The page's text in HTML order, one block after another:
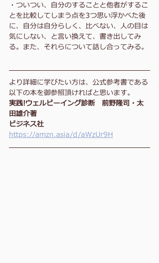
・ついつい、自分のすることと他者がするこ
とを比較してしまう点を3つ思い浮かべた後
に、自分は自分らしく、比べない、人の目は
気にしない、と言い換えて、書き出してみ
る。また、それらについて話し合ってみる。
より詳細に学びたい方は、公式参考書である
以下の本を御参照頂ければと思います。
実践!ウェルビーイング診断　前野隆司・太
田雄介著
ビジネス社
https://amzn.asia/d/aWzUr9H